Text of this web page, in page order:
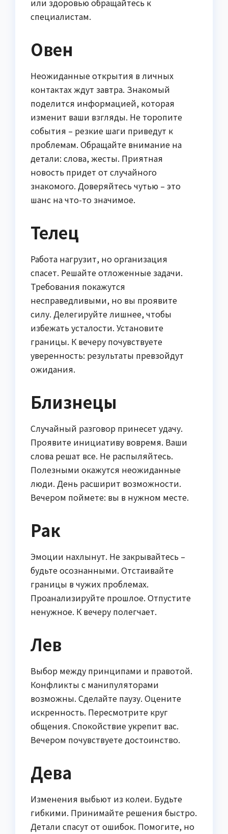
или здоровью обращайтесь к
специалистам.
Овен
Неожиданные открытия в личных
контактах ждут завтра. Знакомый
поделится информацией, которая
изменит ваши взгляды. Не торопите
события – резкие шаги приведут к
проблемам. Обращайте внимание на
детали: слова, жесты. Приятная
новость придет от случайного
знакомого. Доверяйтесь чутью – это
шанс на что-то значимое.
Телец
Работа нагрузит, но организация
спасет. Решайте отложенные задачи.
Требования покажутся
несправедливыми, но вы проявите
силу. Делегируйте лишнее, чтобы
избежать усталости. Установите
границы. К вечеру почувствуете
уверенность: результаты превзойдут
ожидания.
Близнецы
Случайный разговор принесет удачу.
Проявите инициативу вовремя. Ваши
слова решат все. Не распыляйтесь.
Полезными окажутся неожиданные
люди. День расширит возможности.
Вечером поймете: вы в нужном месте.
Рак
Эмоции нахлынут. Не закрывайтесь –
будьте осознанными. Отстаивайте
границы в чужих проблемах.
Проанализируйте прошлое. Отпустите
ненужное. К вечеру полегчает.
Лев
Выбор между принципами и правотой.
Конфликты с манипуляторами
возможны. Сделайте паузу. Оцените
искренность. Пересмотрите круг
общения. Спокойствие укрепит вас.
Вечером почувствуете достоинство.
Дева
Изменения выбьют из колеи. Будьте
гибкими. Принимайте решения быстро.
Детали спасут от ошибок. Помогите, но